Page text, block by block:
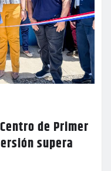
de Primer
supera